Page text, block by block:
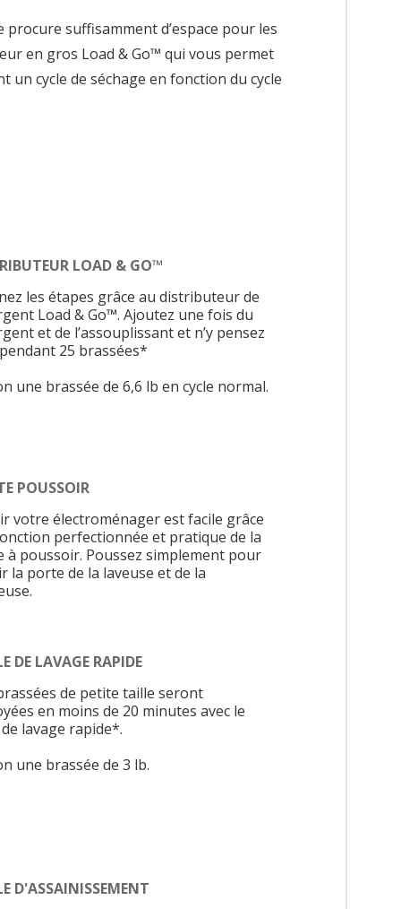
suffisamment d’espace pour les
en gros Load & Go™ qui vous permet
cycle de séchage en fonction du cycle
LOAD & GO™
les étapes grâce au distributeur de
Load & Go™. Ajoutez une fois du
et de l’assouplissant et n’y pensez
25 brassées*
une brassée de 6,6 lb en cycle normal.
POUSSOIR
votre électroménager est facile grâce
perfectionnée et pratique de la
à poussoir. Poussez simplement pour
la porte de la laveuse et de la
DE LAVAGE RAPIDE
de petite taille seront
en moins de 20 minutes avec le
de lavage rapide*.
une brassée de 3 lb.
D'ASSAINISSEMENT